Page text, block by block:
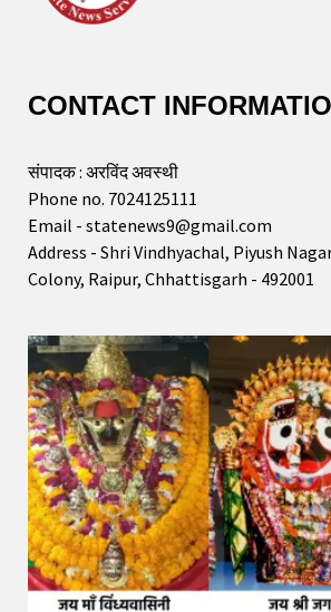
CONTACT
संपादक : अरविंद अवस्थी
Phone no. 7024125111
Email - statenews9@gmail.com
Address - Shri Vindhyachal, Piyush
Colony, Raipur, Chhattisgarh - 492001